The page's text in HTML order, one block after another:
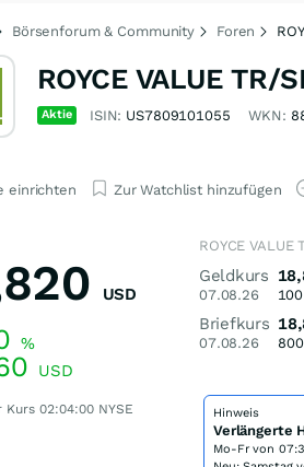
Börsenforum & Community Foren
ROYCE VALUE TR/
Aktie ISIN: US7809101055 WKN:
einrichten Zur Watchlist hinzufügen
USD
%
USD
Kurs 02:04:00 NYSE
ROYCE
Geldkurs
07.08.26 100
Briefkurs
07.08.26 800
Hinweis
Verlängerte
Mo-Fr von